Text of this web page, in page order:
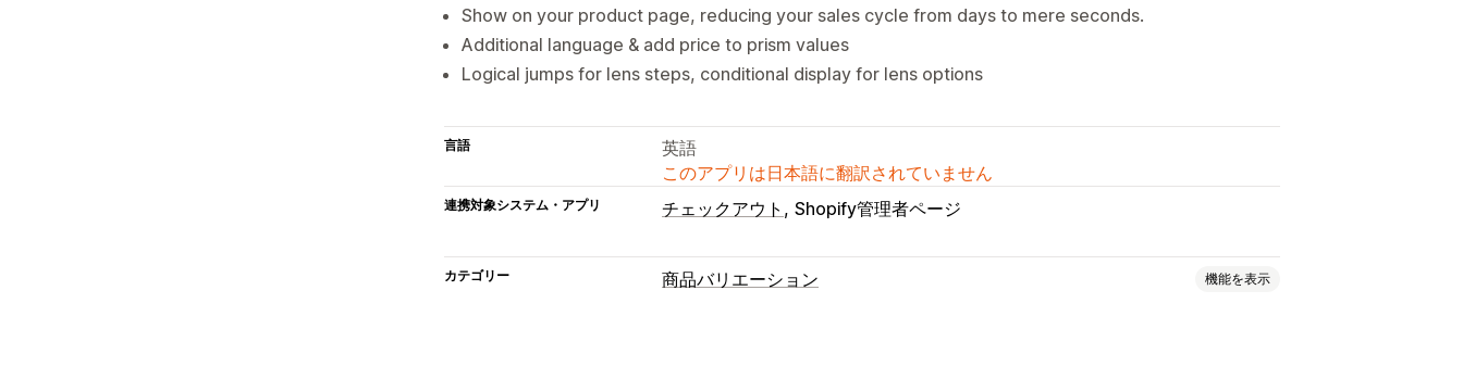
Show on your product page, reducing your sales cycle from days to mere seconds.
Additional language & add price to prism values
Logical jumps for lens steps, conditional display for lens options
言語
英語
このアプリは日本語に翻訳されていません
連携対象システム・アプリ チェックアウト Shopify管理者ページ
カテゴリー 商品バリエーション 機能を表示